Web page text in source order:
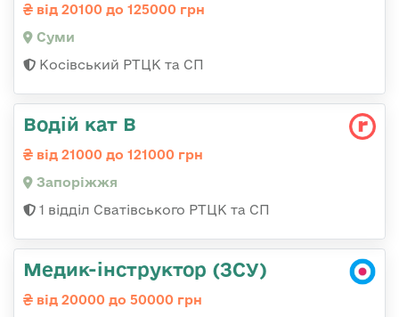
від 20100 до 125000 грн
Суми
Косівський РТЦК та СП
Водій кат В
від 21000 до 121000 грн
Запоріжжя
1 відділ Сватівського РТЦК та СП
Медик-інструктор (ЗСУ)
від 20000 до 50000 грн